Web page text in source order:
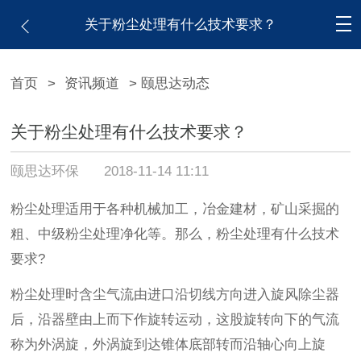
关于粉尘处理有什么技术要求？
首页 > 资讯频道 > 颐思达动态
关于粉尘处理有什么技术要求？
颐思达环保 2018-11-14 11:11
粉尘处理适用于各种机械加工，冶金建材，矿山采掘的
粗、中级粉尘处理净化等。那么，粉尘处理有什么技术
要求?
粉尘处理时含尘气流由进口沿切线方向进入旋风除尘器
后，沿器壁由上而下作旋转运动，这股旋转向下的气流
称为外涡旋，外涡旋到达锥体底部转而沿轴心向上旋